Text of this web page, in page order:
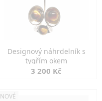
Designový náhrdelník s
tygřím okem
3 200 Kč
NOVÉ